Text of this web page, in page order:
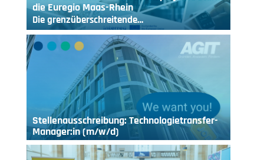
die Euregio Maas-Rhein
Die grenzüberschreitende…
Stellenausschreibung: Technologietransfer-
Manager:in (m/w/d)